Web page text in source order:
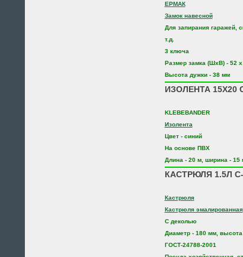
ЕРМАК
Замок навесной
Для запирания гаражей,
т.д.
3 ключа
Размер замка (ШхВ) - 52
Высота дужки - 38 мм
ИЗОЛЕНТА 15Х20
KLEBEBANDER
Изолента
Цвет - синий
На основе ПВХ
Длина - 20 м, ширина - 15
КАСТРЮЛЯ 1.5Л
Кастрюля
Кастрюля эмалированная
С деколью
Диаметр - 180 мм, высота
ГОСТ-24788-2001